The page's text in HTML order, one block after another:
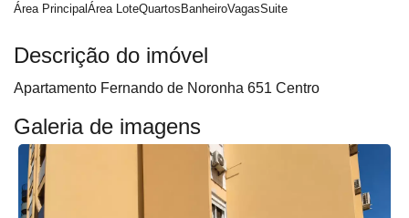
Área PrincipalÁrea LoteQuartosBanheiroVagasSuite
Descrição do imóvel
Apartamento Fernando de Noronha 651 Centro
Galeria de imagens